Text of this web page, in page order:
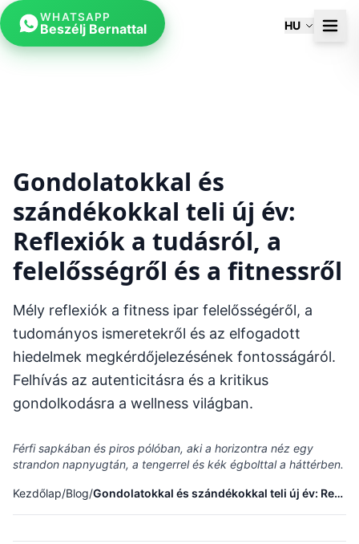
HU
Gondolatokkal és
szándékokkal teli új év:
Reflexiók a tudásról, a
felelősségről és a fitnessről
Mély reflexiók a fitness ipar felelősségéről, a
tudományos ismeretekről és az elfogadott
hiedelmek megkérdőjelezésének fontosságáról.
Felhívás az autenticitásra és a kritikus
gondolkodásra a wellness világban.
Férfi sapkában és piros pólóban, aki a horizontra néz egy
strandon napnyugtán, a tengerrel és kék égbolttal a háttérben.
Kezdőlap/Blog/ Gondolatokkal és szándékokkal teli új év: Reflexiók a tudásról, a felelősségről és a fitnessről
WHATSAPP
Beszélj Bernattal